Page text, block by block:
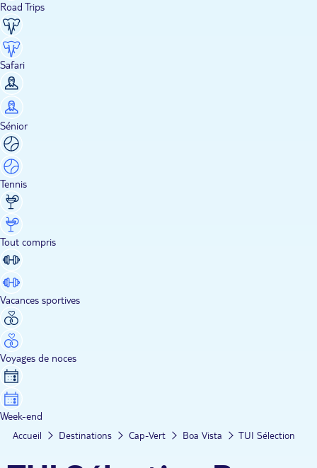
Road Trips
Safari
Sénior
Tennis
Tout compris
Vacances sportives
Voyages de noces
Week-end
Accueil Destinations Cap-Vert Boa Vista TUI Sélection